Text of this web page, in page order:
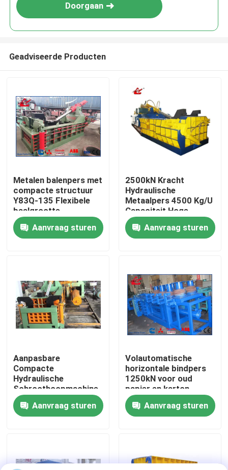
Huis
Producten
Over ons
Kwaliteitscontrole
Nieuws
Gevallen
Industriële Persmachine
Doorgaan
Geadviseerde Producten
Metalen balenpers met
compacte structuur
Y83Q-135 Flexibele
baalgrootte
Ruimtebesparend
ontwerp Laag
energieverbruik
Aanvraag sturen
2500kN Kracht
Hydraulische
Metaalpers 4500 Kg/U
Capaciteit Hoge
Dichtheid Output
Aanvraag sturen
Aanpasbare
Compacte
Hydraulische
Schroothoopmachine
Voor Flexibel Metalen
Recycling Met 18,5 kW
Motorvermogen
Aanvraag sturen
Volautomatische
horizontale bindpers
1250kN voor oud
papier en karton
Aanvraag sturen